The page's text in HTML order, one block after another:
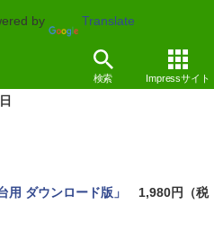
by Translate
検索 Impressサイト
用 ダウンロード版」
1,980円（税